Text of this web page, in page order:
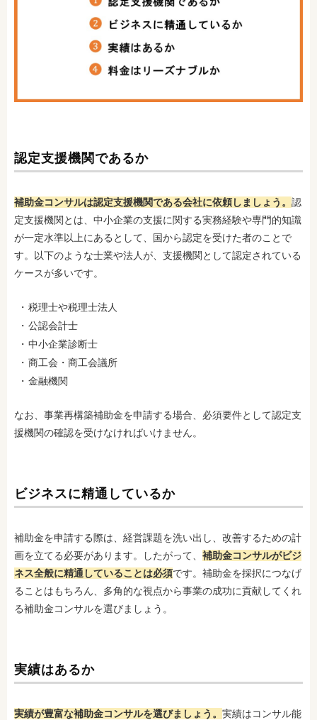
認定支援機関であるか
補助金コンサルは認定支援機関である会社に依頼しましょう。 認
定支援機関とは、中小企業の支援に関する実務経験や専門的知識
が一定水準以上にあるとして、国から認定を受けた者のことで
す。以下のような士業や法人が、支援機関として認定されている
ケースが多いです。
税理士や税理士法人
公認会計士
中小企業診断士
商工会・商工会議所
金融機関
なお、事業再構築補助金を申請する場合、必須要件として認定支
援機関の確認を受けなければいけません。
ビジネスに精通しているか
補助金を申請する際は、経営課題を洗い出し、改善するための計
画を立てる必要があります。したがって、 補助金コンサルがビジ
ネス全般に精通していることは必須です。補助金を採択につなげ
ることはもちろん、多角的な視点から事業の成功に貢献してくれ
る補助金コンサルを選びましょう。
実績はあるか
実績が豊富な補助金コンサルを選びましょう。 実績はコンサル能